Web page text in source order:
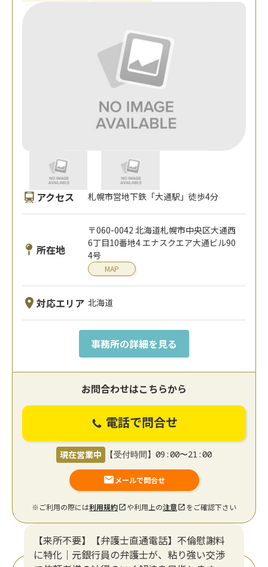
アクセス 札幌市営地下鉄「大通駅」徒歩4分
所在地
〒060-0042 北海道札幌市中央区大通西
6丁目10番地4 エナスクエア大通ビル90
4号
MAP
対応エリア 北海道
事務所の詳細を見る
お問合わせはこちらから
電話で問合せ
現在営業中 【受付時間】09:00〜21:00
メールで問合せ
※ご利用の際には利用規約 や利用上の注意 をご確認下さい
【来所不要】【弁護士直通電話】不倫慰謝料
に特化｜元銀行員の弁護士が、粘り強い交渉